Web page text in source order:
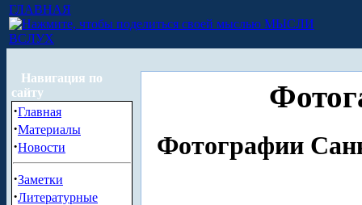
ГЛАВНАЯ
МЫСЛИ
ВСЛУХ
Навигация по
сайту
·Главная
·Материалы
·Новости
·Заметки
·Литературные
Фотографии